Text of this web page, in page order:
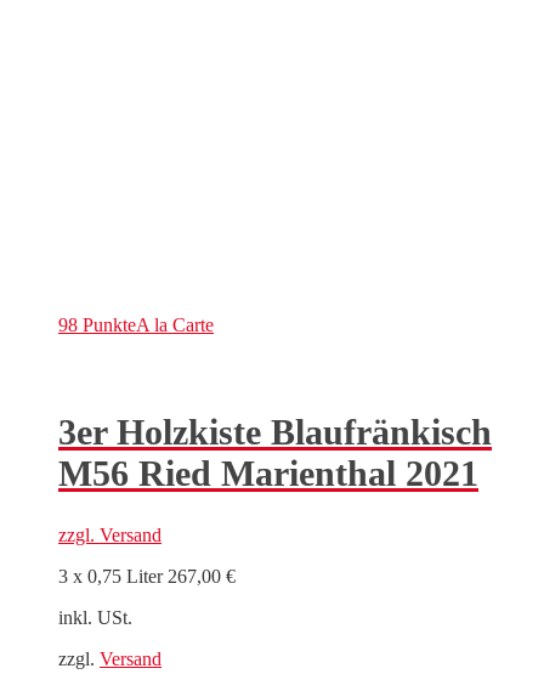
98 PunkteA la Carte
3er Holzkiste Blaufränkisch
M56 Ried Marienthal 2021
zzgl. Versand
3 x 0,75 Liter 267,00 €
inkl. USt.
zzgl. Versand